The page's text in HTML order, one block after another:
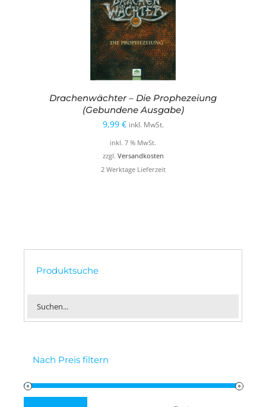
Drachenwächter – Die Prophezeiung
(Gebundene Ausgabe)
9,99 € inkl. MwSt.
inkl. 7 % MwSt.
zzgl. Versandkosten
2 Werktage Lieferzeit
Produktsuche
Nach Preis filtern